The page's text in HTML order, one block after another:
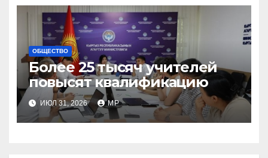
ОБЩЕСТВО
Более 25 тысяч учителей
повысят квалификацию
ИЮЛ 31, 2026 MP